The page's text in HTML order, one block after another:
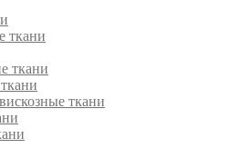
ткани
ткани
ткани